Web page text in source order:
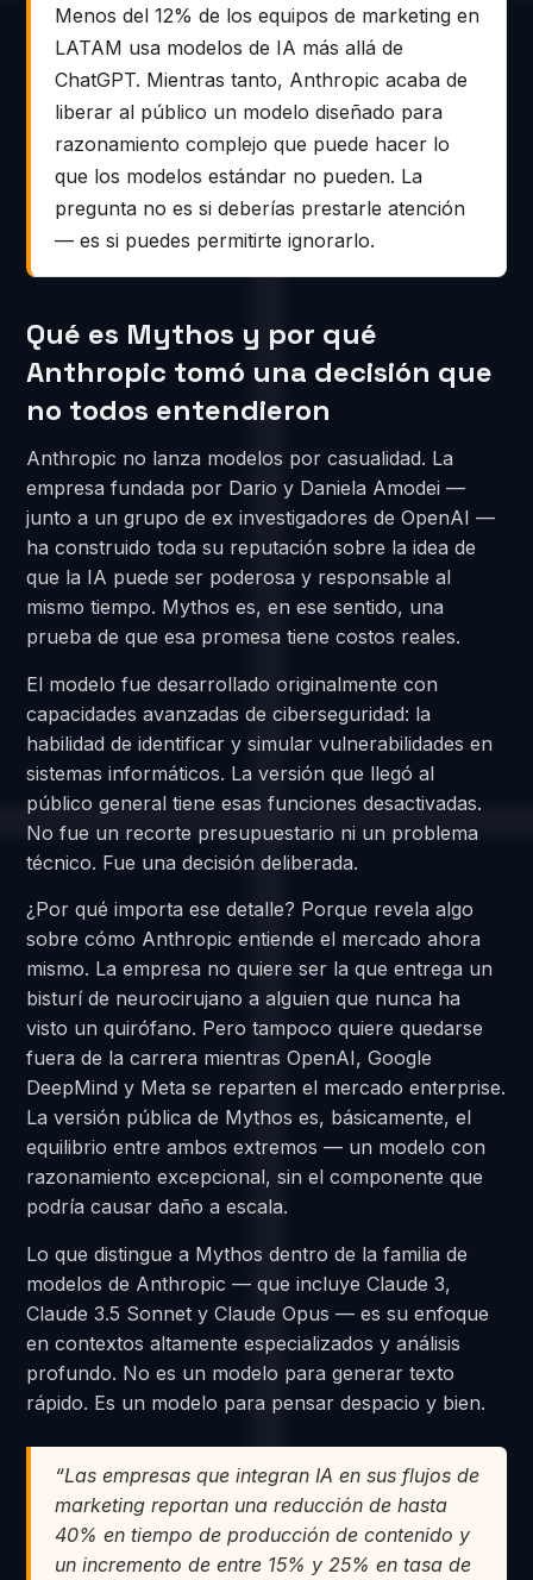
Menos del 12% de los equipos de marketing en
LATAM usa modelos de IA más allá de
ChatGPT. Mientras tanto, Anthropic acaba de
liberar al público un modelo diseñado para
razonamiento complejo que puede hacer lo
que los modelos estándar no pueden. La
pregunta no es si deberías prestarle atención
— es si puedes permitirte ignorarlo.
Qué es Mythos y por qué
Anthropic tomó una decisión que
no todos entendieron
Anthropic no lanza modelos por casualidad. La
empresa fundada por Dario y Daniela Amodei —
junto a un grupo de ex investigadores de OpenAI —
ha construido toda su reputación sobre la idea de
que la IA puede ser poderosa y responsable al
mismo tiempo. Mythos es, en ese sentido, una
prueba de que esa promesa tiene costos reales.
El modelo fue desarrollado originalmente con
capacidades avanzadas de ciberseguridad: la
habilidad de identificar y simular vulnerabilidades en
sistemas informáticos. La versión que llegó al
público general tiene esas funciones desactivadas.
No fue un recorte presupuestario ni un problema
técnico. Fue una decisión deliberada.
¿Por qué importa ese detalle? Porque revela algo
sobre cómo Anthropic entiende el mercado ahora
mismo. La empresa no quiere ser la que entrega un
bisturí de neurocirujano a alguien que nunca ha
visto un quirófano. Pero tampoco quiere quedarse
fuera de la carrera mientras OpenAI, Google
DeepMind y Meta se reparten el mercado enterprise.
La versión pública de Mythos es, básicamente, el
equilibrio entre ambos extremos — un modelo con
razonamiento excepcional, sin el componente que
podría causar daño a escala.
Lo que distingue a Mythos dentro de la familia de
modelos de Anthropic — que incluye Claude 3,
Claude 3.5 Sonnet y Claude Opus — es su enfoque
en contextos altamente especializados y análisis
profundo. No es un modelo para generar texto
rápido. Es un modelo para pensar despacio y bien.
“Las empresas que integran IA en sus flujos de
marketing reportan una reducción de hasta
40% en tiempo de producción de contenido y
un incremento de entre 15% y 25% en tasa de